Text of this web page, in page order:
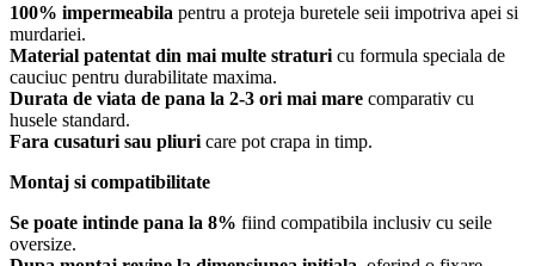
100% impermeabila pentru a proteja buretele seii impotriva apei si
murdariei.
Material patentat din mai multe straturi cu formula speciala de
cauciuc pentru durabilitate maxima.
Durata de viata de pana la 2-3 ori mai mare comparativ cu
husele standard.
Fara cusaturi sau pliuri care pot crapa in timp.
Montaj si compatibilitate
Se poate intinde pana la 8% fiind compatibila inclusiv cu seile
oversize.